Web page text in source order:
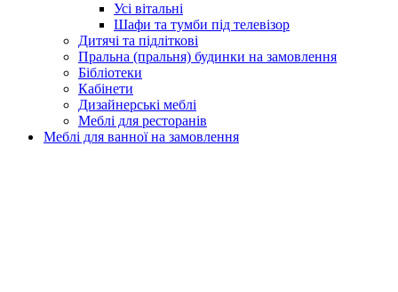
Усі вітальні
Шафи та тумби під телевізор
Дитячі та підліткові
Пральна (пральня) будинки на замовлення
Бібліотеки
Кабінети
Дизайнерські меблі
Меблі для ресторанів
Меблі для ванної на замовлення